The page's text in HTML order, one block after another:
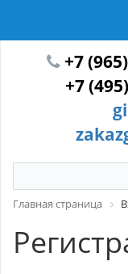
+7
+7
Главная страница